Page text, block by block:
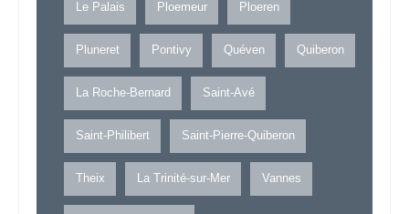
Le Palais Ploemeur Ploeren
Pluneret Pontivy Quéven Quiberon
La Roche-Bernard Saint-Avé
Saint-Philibert Saint-Pierre-Quiberon
Theix La Trinité-sur-Mer Vannes